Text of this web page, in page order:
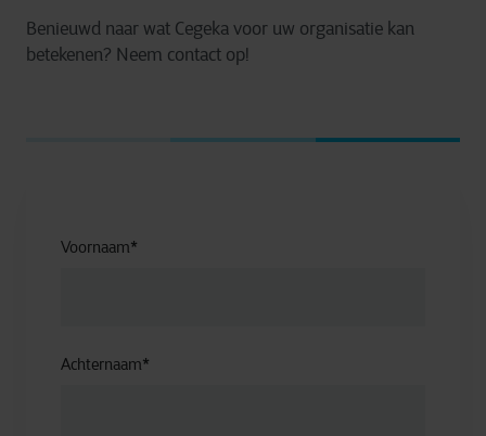
Benieuwd naar wat Cegeka voor uw organisatie kan
betekenen? Neem contact op!
Voornaam*
Achternaam*